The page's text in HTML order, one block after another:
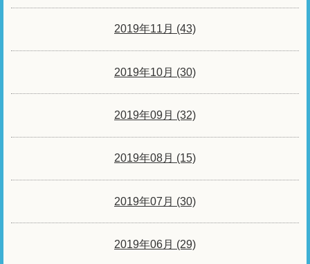
2019年11月 (43)
2019年10月 (30)
2019年09月 (32)
2019年08月 (15)
2019年07月 (30)
2019年06月 (29)